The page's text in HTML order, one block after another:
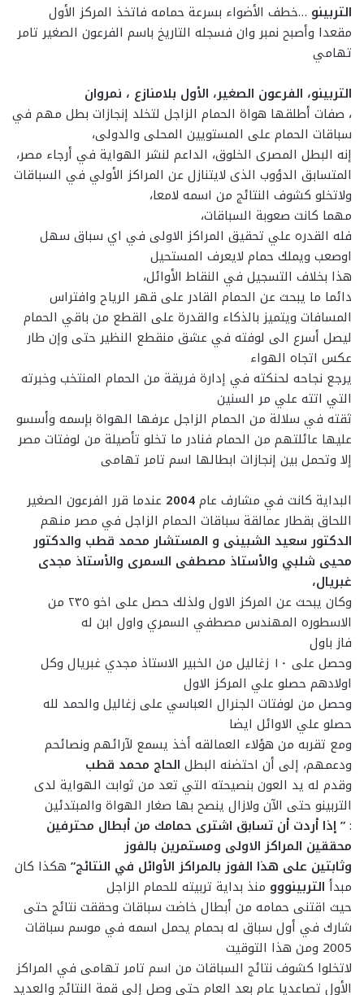
التربينو …خطف الأضواء بسرعة حمامه فاتخذ المركز الأول
مقعدا وأصبح نمبر وان فسجله التاريخ باسم الفرعون الصغير تامر
تهامي
التربينو، الفرعون الصغير، الأول بلامنازع ، نمروان
، صفات أطلقها هواة الحمام الزاجل لتخلد إنجازات بطل مهم في
سباقات الحمام على المستويين المحلى والدولى،
إنه البطل المصرى الخلوق، الداعم لنشر الهواية في أرجاء مصر،
المتسابق الدؤوب الذى لايتنازل عن المراكز الأولي في السباقات
ولاتخلو كشوف النتائج من اسمه لامعا،
مهما كانت صعوبة السباقات،
فله القدره علي تحقيق المراكز الاولى في اي سباق سهل
اوصعب ويملك حمام لايعرف المستحيل
هذا بخلاف التسجيل في النقاط الأوائل،
دائما ما يبحث عن الحمام القادر على قهر الرياح وافتراس
المسافات ويتميز بالذكاء والقدرة على القطع من باقي الحمام
ليصل أسرع الى لوفته في عشق منقطع النظير حتى وإن طار
عكس اتجاه الهواء
يرجع نجاحه لحنكته في إدارة فريقة من الحمام المنتخب وخبرته
التي اتته علي مر السنين
ثقته في سلالة من الحمام الزاجل عرفها الهواة بإسمه وأسسو
عليها عائلتهم من الحمام فنادر ما تخلو تأصيلة من لوفتات مصر
إلا وتحمل بين إنجازات ابطالها اسم تامر تهامى
البداية كانت في مشارف عام2004 عندما قرر الفرعون الصغير
اللحاق بقطار عمالقة سباقات الحمام الزاجل في مصر منهم
الدكتور سعيد الشبينى و المستشار محمد قطب والدكتور
محيى شلبي والأستاذ مصطفى السمرى والأستاذ مجدى
غبريال،
وكان يبحث عن المركز الاول ولذلك حصل على اخو ٢٣٥ من
الاسطوره المهندس مصطفي السمري واول ابن له
فاز باول
وحصل على ١٠ زغاليل من الخبير الاستاذ مجدي غبريال وكل
اولادهم حصلو علي المركز الاول
وحصل من لوفتات الجنرال العباسي على زغاليل والحمد لله
حصلو علي الاوائل ايضا
ومع تقربه من هؤلاء العمالقه أخذ يسمع لآرائهم ونصائحم
ودعمهم، إلى أن احتضنه البطل الحاج محمد قطب
وقدم له يد العون بنصيحته التي تعد من ثوابت الهواية لدى
التربينو حتى الآن ولازال ينصح بها صغار الهواة والمبتدئين
:” إذا أردت أن تسابق اشترى حمامك من أبطال محترفين
محققين المراكز الاولى ومستمرين بالفوز
وثابتين على هذا الفوز بالمراكز الأوائل في النتائج” هكذا كان
مبدأ التربينووو منذ بداية تربيته للحمام الزاجل
حيث اقتنى حمامه من أبطال خاضت سباقات وحققت نتائج حتى
شارك في أول سباق له بحمام يحمل اسمه في موسم سباقات
2005 ومن هذا التوقيت
لاتخلوا كشوف نتائج السباقات من اسم تامر تهامى في المراكز
الأول تصاعديا عام بعد العام حتى وصل إلى قمة النتائج والعديد